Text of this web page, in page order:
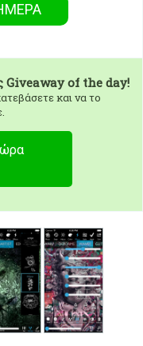
Giveaway of the day!
και να το